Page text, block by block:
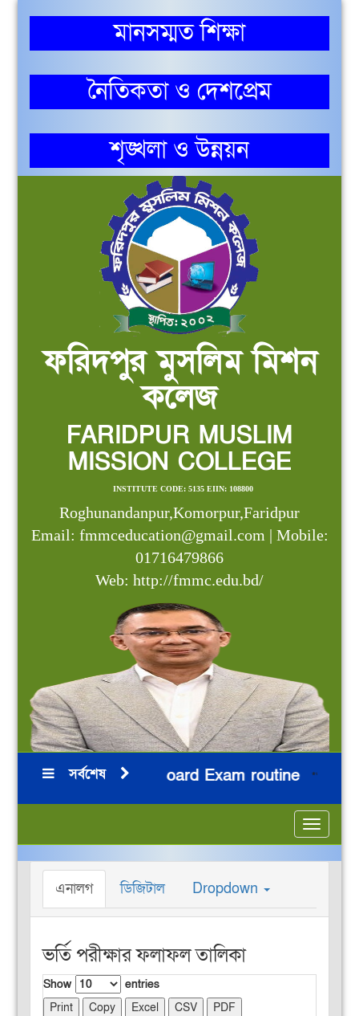
মানসম্মত শিক্ষা
নৈতিকতা ও দেশপ্রেম
শৃঙ্খলা ও উন্নয়ন
ফরিদপুর মুসলিম মিশন
কলেজ
FARIDPUR MUSLIM
MISSION COLLEGE
INSTITUTE CODE: 5135 EIIN: 108800
Roghunandanpur,Komorpur,Faridpur
Email: fmmceducation@gmail.com | Mobile:
01716479866
Web: http://fmmc.edu.bd/
সর্বশেষ
*** HSC 2026 Board Exam routine******
Toggle
এনালগ ডিজিটাল Dropdown
ভর্তি পরীক্ষার ফলাফল তালিকা
Show
entries
Print
Copy Excel CSV
PDF